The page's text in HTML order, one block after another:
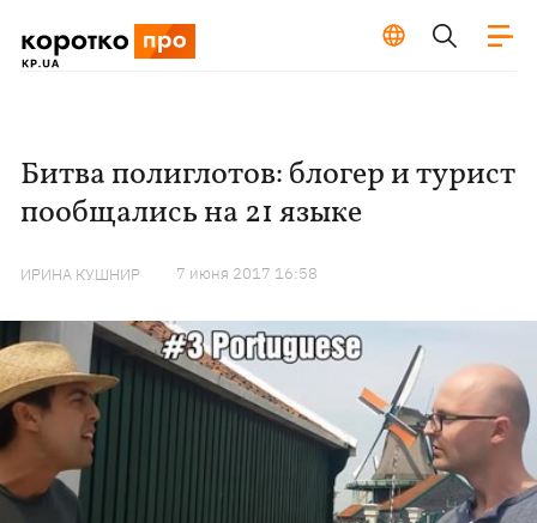
Битва полиглотов: блогер и турист
пообщались на 21 языке
ИРИНА КУШНИР 7 июня 2017 16:58